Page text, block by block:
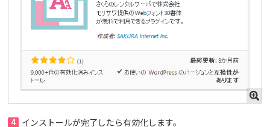
4 インストールが完了したら有効化します。